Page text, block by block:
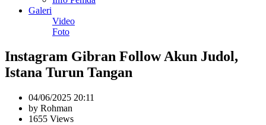
Galeri
Video
Foto
Instagram Gibran Follow Akun Judol,
Istana Turun Tangan
04/06/2025 20:11
by Rohman
1655 Views